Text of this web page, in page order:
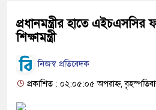
প্রধানমন্ত্রীর হাতে
শিক্ষামন্ত্রী
নিজস্ব প্রতিবেদক
প্রকাশিত : ০২:০৫:০৫ অপরাহ্ন,